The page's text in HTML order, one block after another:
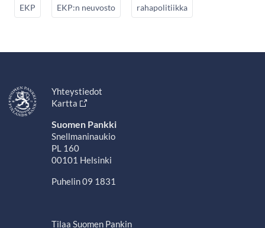
EKP EKP:n neuvosto rahapolitiikka
Yhteystiedot
Kartta
Suomen Pankki
Snellmaninaukio
PL 160
00101 Helsinki
Puhelin 09 1831
Tilaa Suomen Pankin